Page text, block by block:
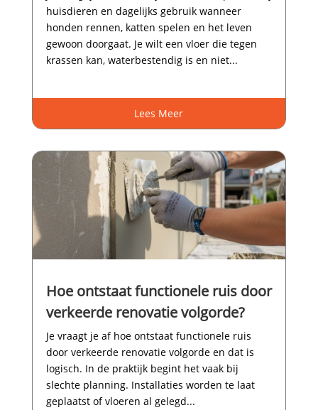
huisdieren en dagelijks gebruik wanneer
honden rennen, katten spelen en het leven
gewoon doorgaat.​ Je wilt een vloer die tegen
krassen kan, waterbestendig is en niet...
Lees Meer
Hoe ontstaat functionele ruis door
verkeerde renovatie volgorde?
Je vraagt je af hoe ontstaat functionele ruis
door verkeerde renovatie volgorde en dat is
logisch.​ In de praktijk begint het vaak bij
slechte planning.​ Installaties worden te laat
geplaatst of vloeren al gelegd...